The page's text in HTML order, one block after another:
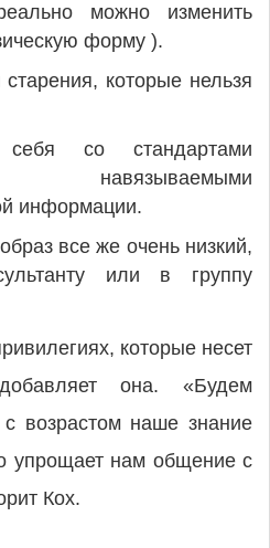
можно изменить
форму ).
которые нельзя
со стандартами
навязываемыми
информации.
все же очень низкий,
или в группу
которые несет
она. «Будем
возрастом наше знание
упрощает нам общение с
Кох.